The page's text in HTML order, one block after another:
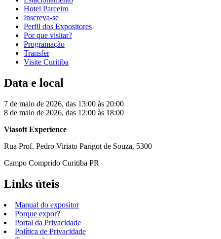
Hotel Parceiro
Inscreva-se
Perfil dos Expositores
Por que visitar?
Programação
Transfer
Visite Curitiba
Data e local
7 de maio de 2026, das 13:00 às 20:00
8 de maio de 2026, das 12:00 às 18:00
Viasoft Experience
Rua Prof. Pedro Viriato Parigot de Souza, 5300
Campo Comprido Curitiba PR
Links úteis
Manual do expositor
Porque expor?
Portal da Privacidade
Política de Privacidade